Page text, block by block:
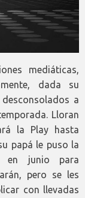
mediáticas,
dada su
a
Lloran
la Play hasta
papá le puso la
en junio para
pero se les
con llevadas